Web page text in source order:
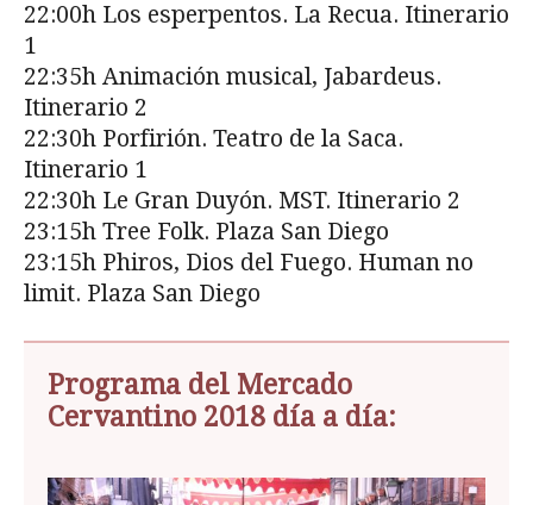
22:00h Los esperpentos. La Recua. Itinerario
1
22:35h Animación musical, Jabardeus.
Itinerario 2
22:30h Porfirión. Teatro de la Saca.
Itinerario 1
22:30h Le Gran Duyón. MST. Itinerario 2
23:15h Tree Folk. Plaza San Diego
23:15h Phiros, Dios del Fuego. Human no
limit. Plaza San Diego
Programa del Mercado
Cervantino 2018 día a día: